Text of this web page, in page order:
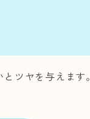
ツヤを与えます。